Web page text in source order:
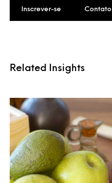
Inscrever-se Contato
Related Insights